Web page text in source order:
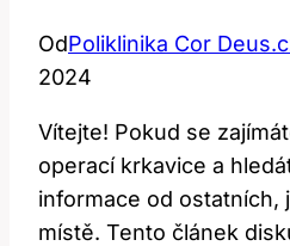
OdPoliklinika Cor
2024
Vítejte! Pokud se
operací krkavice a
informace od ostatních,
místě. Tento článek